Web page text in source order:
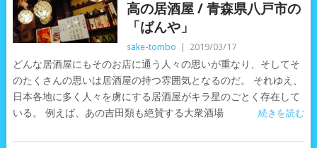
高の居酒屋 / 青森県八戸市の
「ばんや」
sake-tombo 2019/03/17
どんな居酒屋にもそのお店に通う人々の思いが重なり、そしてそ
のたくさんの思いは居酒屋の持つ雰囲気となるのだ。 それゆえ、
日本各地に多く人々を虜にする居酒屋がキラ星のごとく存在して
いる。 例えば、あの吉田類も絶賛する大衆酒場
続きを読む